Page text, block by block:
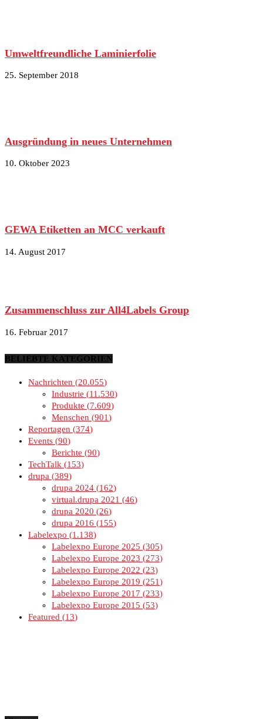
Umweltfreundliche Laminierfolie
25. September 2018
Ausgründung in neues Unternehmen
10. Oktober 2023
GEWA Etiketten an MCC verkauft
14. August 2017
Zusammenschluss zur All4Labels Group
16. Februar 2017
BELIEBTE KATEGORIEN
Nachrichten
20.055
Industrie
11.530
Produkte
7.609
Menschen
901
Reportagen
374
Events 90
Berichte
90
TechTalk
153
drupa
389
drupa 2024
162
virtual.drupa 2021
46
drupa 2020
26
drupa 2016
155
Labelexpo
1.138
Labelexpo Europe 2025
305
Labelexpo Europe 2023
273
Labelexpo Europe 2022
23
Labelexpo Europe 2019
251
Labelexpo Europe 2017
233
Labelexpo Europe 2015
53
Featured
13